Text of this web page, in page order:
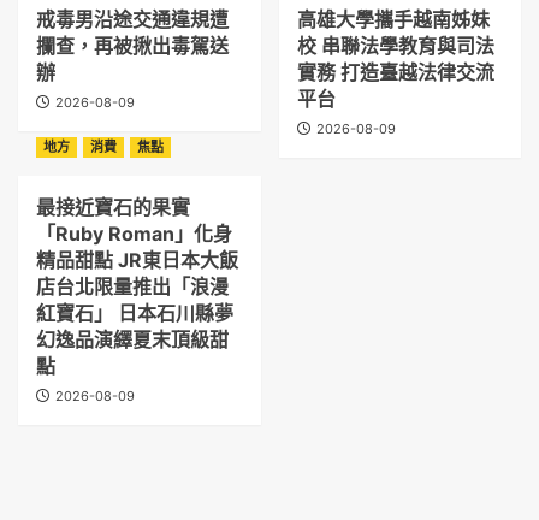
戒毒男沿途交通違規遭
攔查，再被揪出毒駕送
辦
2026-08-09
高雄大學攜手越南姊妹
校 串聯法學教育與司法
實務 打造臺越法律交流
平台
2026-08-09
地方
消費 焦點
最接近寶石的果實
「Ruby Roman」化身
精品甜點 JR東日本大飯
店台北限量推出「浪漫
紅寶石」 日本石川縣夢
幻逸品演繹夏末頂級甜
點
2026-08-09